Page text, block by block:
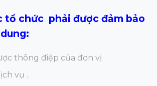
tổ chức phải được đảm bảo
thông điệp của đơn vị
vụ .